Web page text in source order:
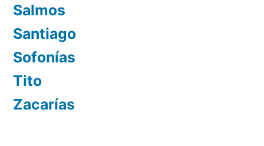
Salmos
Santiago
Sofonías
Tito
Zacarías